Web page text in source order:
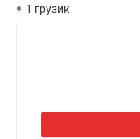
1 грузик